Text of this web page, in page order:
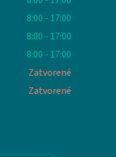
8:00 - 17:00
8:00 - 17:00
8:00 - 17:00
Zatvorené
Zatvorené